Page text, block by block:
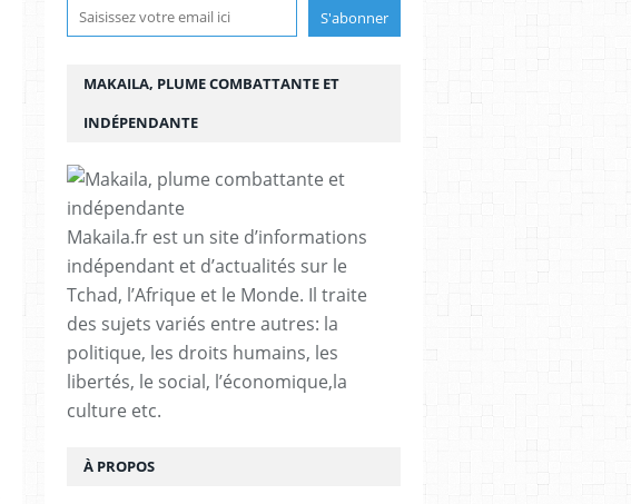
MAKAILA, PLUME COMBATTANTE ET
INDÉPENDANTE
Makaila.fr est un site d’informations
indépendant et d’actualités sur le
Tchad, l’Afrique et le Monde. Il traite
des sujets variés entre autres: la
politique, les droits humains, les
libertés, le social, l’économique,la
culture etc.
À PROPOS